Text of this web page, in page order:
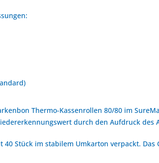
Thermo-Kassenrollen 80/80 im
durch den Aufdruck des
Stück im stabilem Umkarton verpackt. Das